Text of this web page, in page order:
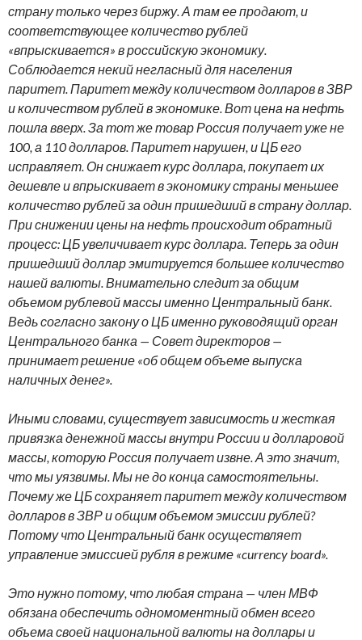
страну только через биржу. А там ее продают, и
соответствующее количество рублей
«впрыскивается» в российскую экономику.
Соблюдается некий негласный для населения
паритет. Паритет между количеством долларов в ЗВР
и количеством рублей в экономике. Вот цена на нефть
пошла вверх. За тот же товар Россия получает уже не
100, а 110 долларов. Паритет нарушен, и ЦБ его
исправляет. Он снижает курс доллара, покупает их
дешевле и впрыскивает в экономику страны меньшее
количество рублей за один пришедший в страну доллар.
При снижении цены на нефть происходит обратный
процесс: ЦБ увеличивает курс доллара. Теперь за один
пришедший доллар эмитируется большее количество
нашей валюты. Внимательно следит за общим
объемом рублевой массы именно Центральный банк.
Ведь согласно закону о ЦБ именно руководящий орган
Центрального банка — Совет директоров —
принимает решение «об общем объеме выпуска
наличных денег».
Иными словами, существует зависимость и жесткая
привязка денежной массы внутри России и долларовой
массы, которую Россия получает извне. А это значит,
что мы уязвимы. Мы не до конца самостоятельны.
Почему же ЦБ сохраняет паритет между количеством
долларов в ЗВР и общим объемом эмиссии рублей?
Потому что Центральный банк осуществляет
управление эмиссией рубля в режиме «currency board».
Это нужно потому, что любая страна — член МВФ
обязана обеспечить одномоментный обмен всего
объема своей национальной валюты на доллары и